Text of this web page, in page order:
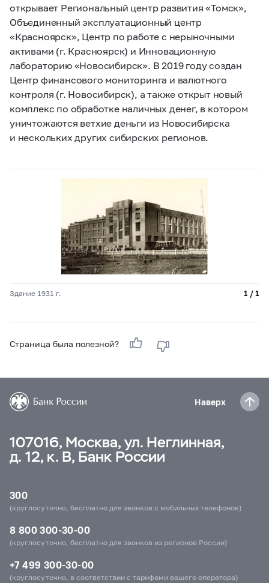
открывает Региональный центр развития «Томск»,
Объединенный эксплуатационный центр
«Красноярск», Центр по работе с нерыночными
активами (г. Красноярск) и Инновационную
лабораторию «Новосибирск». В 2019 году создан
Центр финансового мониторинга и валютного
контроля (г. Новосибирск), а также открыт новый
комплекс по обработке наличных денег, в котором
уничтожаются ветхие деньги из Новосибирска
и нескольких других сибирских регионов.
Здание 1931 г. 1 / 1
Страница была полезной?
Наверх
107016, Москва, ул. Неглинная,
д. 12, к. В, Банк России
300
(круглосуточно, бесплатно для звонков с мобильных телефонов)
8 800 300-30-00
(круглосуточно, бесплатно для звонков из регионов России)
+7 499 300-30-00
(круглосуточно, в соответствии с тарифами вашего оператора)